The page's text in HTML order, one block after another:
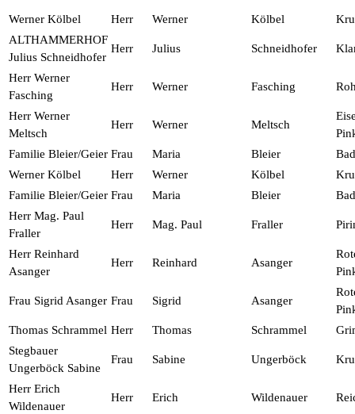
Werner Kölbel Herr Werner Kölbel
ALTHAMMERHOF
Julius Schneidhofer
Herr Julius Schneidhofer
Herr Werner
Fasching
Herr Werner Fasching
Herr Werner
Meltsch
Herr Werner Meltsch
Familie Bleier/Geier Frau Maria Bleier
Werner Kölbel
Herr Werner Kölbel
Familie Bleier/Geier Frau Maria Bleier
Herr Mag. Paul
Fraller
Herr Mag. Paul Fraller
Herr Reinhard
Asanger
Herr Reinhard Asanger
Frau Sigrid Asanger Frau Sigrid Asanger
Thomas Schrammel Herr Thomas Schrammel
Stegbauer
Ungerböck Sabine
Frau Sabine Ungerböck
Herr Erich
Wildenauer
Herr Erich Wildenauer